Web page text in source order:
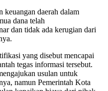
keuangan daerah dalam
dana telah
dan tidak ada kerugian dari
yang disebut mencapai
tegas informasi tersebut.
usulan untuk
namun Pemerintah Kota